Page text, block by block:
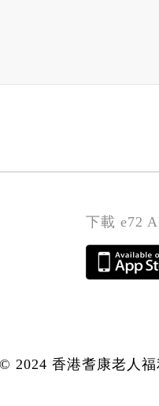
下載 e72
2024 香港耆康老人